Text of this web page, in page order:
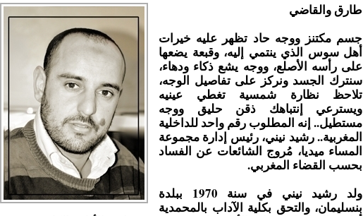
طارق والقاضي
جسم مكتنز ووجه حاد تظهر عليه خيرات
أهل سوس الذي ينتمي إليه، وقبعة يضعها
على رأسه الأصلع، ووجه يشع ذكاء ودهاء،
سنترك الجسد ونركز على تفاصيل الوجه،
تلاحظ نظارة شمسية تغطي عينيه
ويسترعي إنتباهك ذقن حليق ووجه
مستطيل.. إنه المطلوب رقم واحد للداخلية
المغربية.. رشيد نيني، رئيس إدارة مجموعة
المساء ميديا، مُروج الشائعات عن الفساد
بحسب القضاء المغربي.
ولد رشيد نيني في سنة 1970 ببلدة
بنسليمان، والتحق بكلية الآداب بالمحمدية